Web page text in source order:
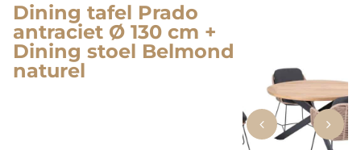
Dining tafel Prado
antraciet Ø 130 cm +
Dining stoel Belmond
naturel